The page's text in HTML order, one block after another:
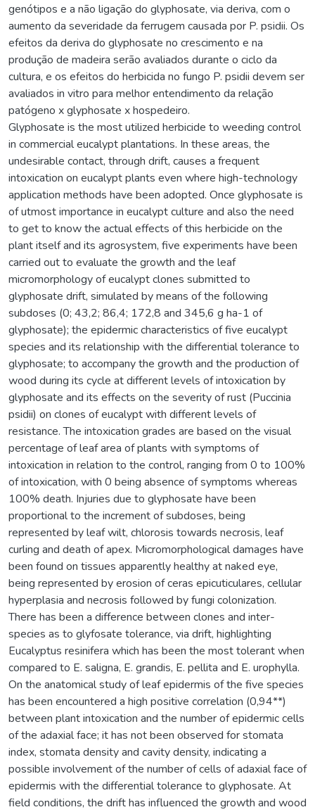
genótipos e a não ligação do glyphosate, via deriva, com o
aumento da severidade da ferrugem causada por P. psidii. Os
efeitos da deriva do glyphosate no crescimento e na
produção de madeira serão avaliados durante o ciclo da
cultura, e os efeitos do herbicida no fungo P. psidii devem ser
avaliados in vitro para melhor entendimento da relação
patógeno x glyphosate x hospedeiro.
Glyphosate is the most utilized herbicide to weeding control
in commercial eucalypt plantations. In these areas, the
undesirable contact, through drift, causes a frequent
intoxication on eucalypt plants even where high-technology
application methods have been adopted. Once glyphosate is
of utmost importance in eucalypt culture and also the need
to get to know the actual effects of this herbicide on the
plant itself and its agrosystem, five experiments have been
carried out to evaluate the growth and the leaf
micromorphology of eucalypt clones submitted to
glyphosate drift, simulated by means of the following
subdoses (0; 43,2; 86,4; 172,8 and 345,6 g ha-1 of
glyphosate); the epidermic characteristics of five eucalypt
species and its relationship with the differential tolerance to
glyphosate; to accompany the growth and the production of
wood during its cycle at different levels of intoxication by
glyphosate and its effects on the severity of rust (Puccinia
psidii) on clones of eucalypt with different levels of
resistance. The intoxication grades are based on the visual
percentage of leaf area of plants with symptoms of
intoxication in relation to the control, ranging from 0 to 100%
of intoxication, with 0 being absence of symptoms whereas
100% death. Injuries due to glyphosate have been
proportional to the increment of subdoses, being
represented by leaf wilt, chlorosis towards necrosis, leaf
curling and death of apex. Micromorphological damages have
been found on tissues apparently healthy at naked eye,
being represented by erosion of ceras epicuticulares, cellular
hyperplasia and necrosis followed by fungi colonization.
There has been a difference between clones and inter-
species as to glyfosate tolerance, via drift, highlighting
Eucalyptus resinifera which has been the most tolerant when
compared to E. saligna, E. grandis, E. pellita and E. urophylla.
On the anatomical study of leaf epidermis of the five species
has been encountered a high positive correlation (0,94**)
between plant intoxication and the number of epidermic cells
of the adaxial face; it has not been observed for stomata
index, stomata density and cavity density, indicating a
possible involvement of the number of cells of adaxial face of
epidermis with the differential tolerance to glyphosate. At
field conditions, the drift has influenced the growth and wood